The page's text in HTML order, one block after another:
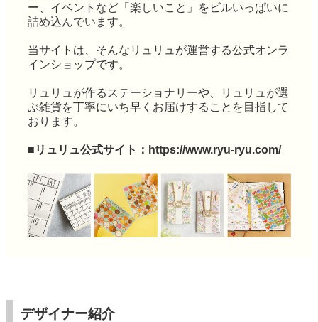
ー、イベントなど「楽しいこと」をビルいっぱいに
詰め込んでいます。
当サイトは、そんなリュリュが運営する公式オンラ
インショップです。
リュリュが作るステーショナリーや、リュリュが選
ぶ雑貨を丁寧にいち早くお届けすることを目指して
おります。
■リュリュ公式サイト： https://www.ryu-ryu.com/
デザイナー紹介